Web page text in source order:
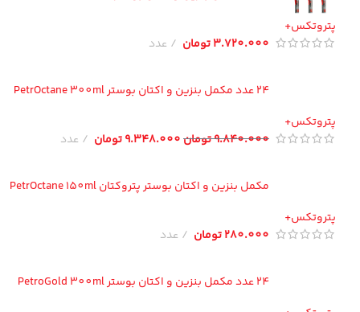
3.720.000تومان عدد
24 عدد مکمل بنزین و اکتان بوستر PetrOctane 300ml
9.840.000تومان9.348.000تومان عدد
مکمل بنزین و اکتان بوستر پتروکتان PetrOctane 150ml
280.000تومان عدد
24 عدد مکمل بنزین و اکتان بوستر PetroGold 300ml